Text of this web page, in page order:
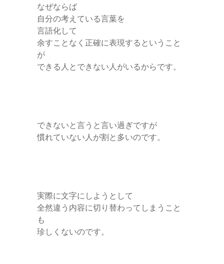
なぜならば
自分の考えている言葉を
言語化して
余すことなく正確に表現するということ
が
できる人とできない人がいるからです。
できないと言うと言い過ぎですが
慣れていない人が割と多いのです。
実際に文字にしようとして
全然違う内容に切り替わってしまうこと
も
珍しくないのです。